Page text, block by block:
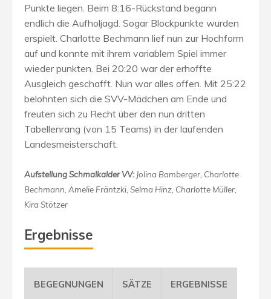
Punkte liegen. Beim 8:16-Rückstand begann
endlich die Aufholjagd. Sogar Blockpunkte wurden
erspielt. Charlotte Bechmann lief nun zur Hochform
auf und konnte mit ihrem variablem Spiel immer
wieder punkten. Bei 20:20 war der erhoffte
Ausgleich geschafft. Nun war alles offen. Mit 25:22
belohnten sich die SVV-Mädchen am Ende und
freuten sich zu Recht über den nun dritten
Tabellenrang (von 15 Teams) in der laufenden
Landesmeisterschaft.
Aufstellung Schmalkalder VV: Jolina Bamberger, Charlotte
Bechmann, Amelie Fräntzki, Selma Hinz, Charlotte Müller,
Kira Stötzer
Ergebnisse
BEGEGNUNGEN SÄTZE ERGEBNISSE